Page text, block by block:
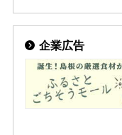
企業広告